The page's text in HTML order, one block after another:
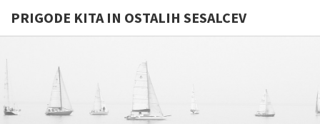
PRIGODE KITA IN OSTALIH SESALCEV
PRIGODE
And